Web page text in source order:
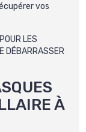
vos
LES
DÉBARRASSER
À